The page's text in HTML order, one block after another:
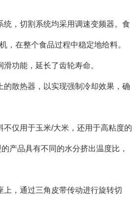
统，切割系统均采用调速变频器。食
，在整个食品过程中稳定地给料。
功能，延长了齿轮寿命。
的散热器，以实现强制冷却效果，确
不仅用于玉米/大米，还用于高粘度的
产品具有不同的水分挤出温度比，
上，通过三角皮带传动进行旋转切